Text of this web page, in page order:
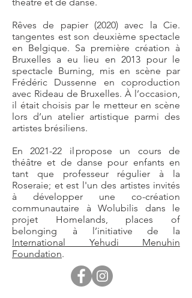
Rêves de papier (2020) avec la Cie.
tangentes est son deuxième spectacle
en Belgique. Sa première création à
Bruxelles a eu lieu en 2013 pour le
spectacle Burning, mis en scène par
Frédéric Dussenne en coproduction
avec Rideau de Bruxelles. À l’occasion,
il était choisis par le metteur en scène
lors d’un atelier artistique parmi des
artistes brésiliens.
En 2021-22 il propose un cours de
théâtre et de danse pour enfants en
tant que professeur régulier à la
Roseraie; et est l'un des artistes invités
à développer une co-création
communautaire à Wolubilis dans le
projet Homelands, places of
belonging à l’initiative de la
International Yehudi Menuhin
Foundation.